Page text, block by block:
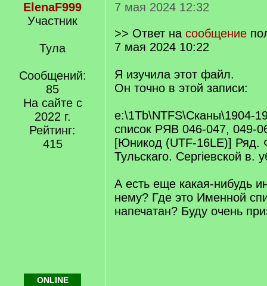
ElenaF999
Участник
Тула
Сообщений:
85
На сайте с
2022 г.
Рейтинг:
415
7 мая 2024 12:32
>> Ответ на сообщение
7 мая 2024 10:22
Я изучила этот файл.
Он точно в этой записи:
e:\1Tb\NTFS\Сканы\1904-
список РЯВ 046-047, 049-
[Юникод (UTF-16LE)]
Тульскаго. Сергіевской в.
А есть еще какая-нибудь
нему? Где это Именной
напечатан? Буду очень
ONLINE